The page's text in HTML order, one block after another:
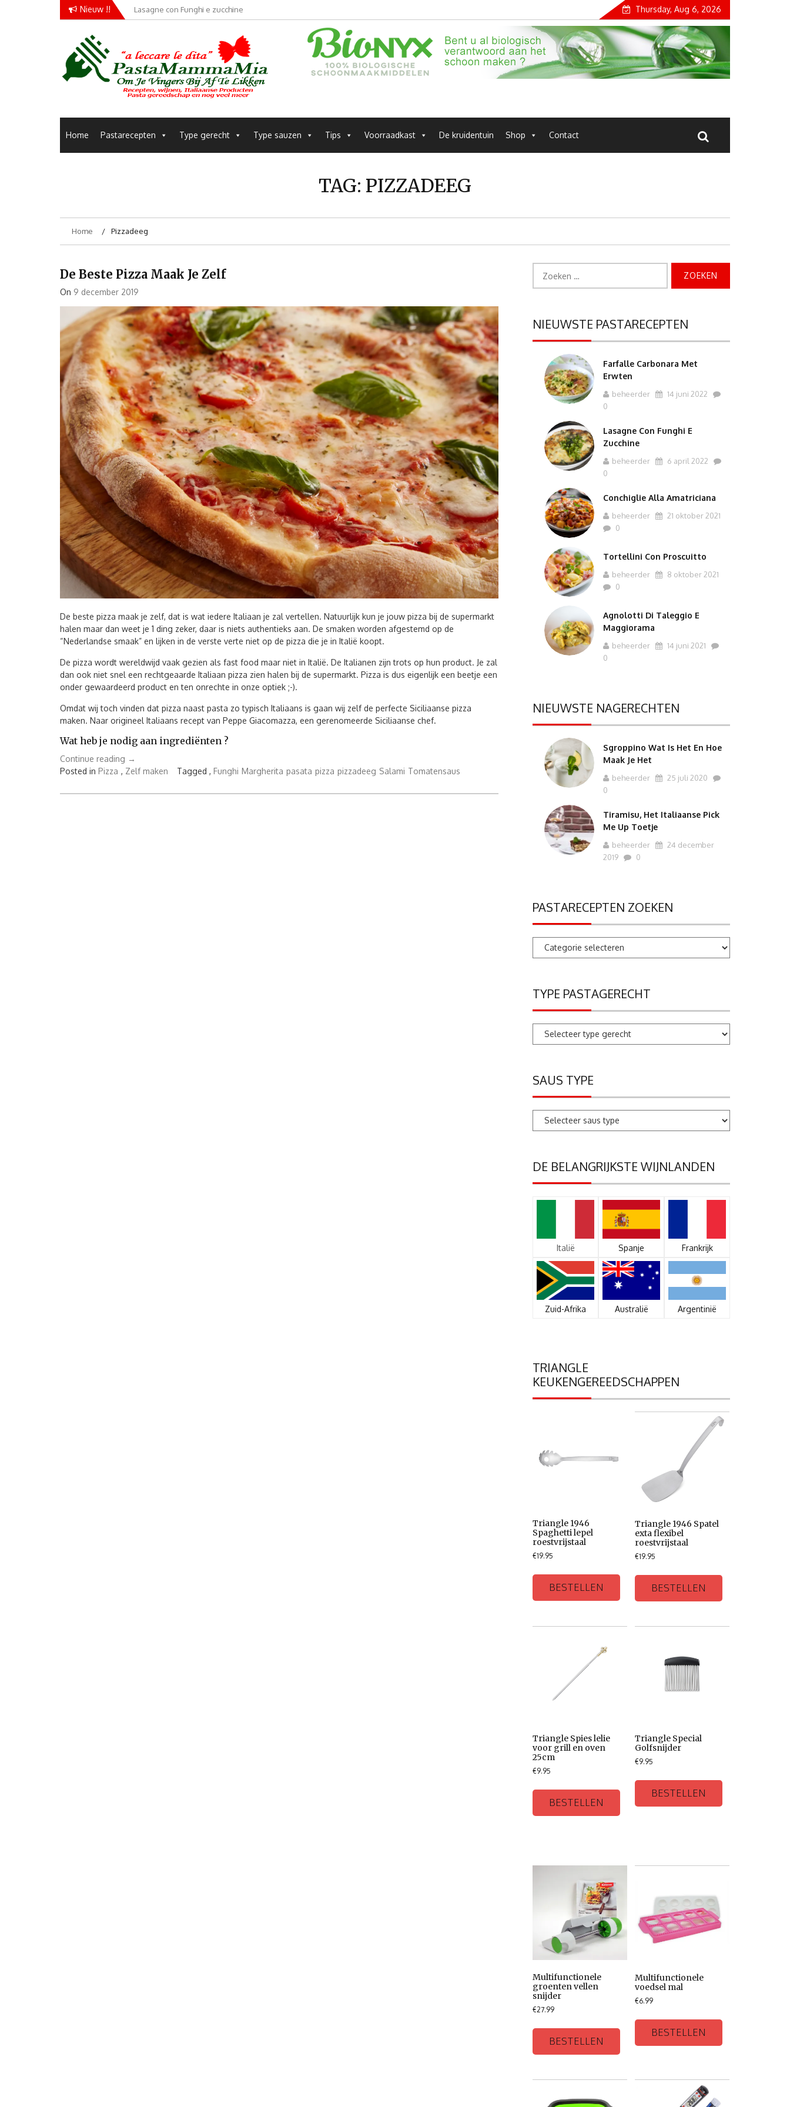
Nieuw !! Lasagne con Funghi e zucchine Thursday, Aug 6, 2026
Pastamammamia
Home Pastarecepten Type gerecht Type sauzen Tips Voorraadkast De kruidentuin Shop Contact
TAG: PIZZADEEG
Home Pizzadeeg
De Beste Pizza Maak Je Zelf
On 9 december 2019
De beste pizza maak je zelf, dat is wat iedere Italiaan je zal vertellen. Natuurlijk kun je jouw pizza bij de supermarkt
halen maar dan weet je 1 ding zeker, daar is niets authentieks aan. De smaken worden afgestemd op de
“Nederlandse smaak” en lijken in de verste verte niet op de pizza die je in Italië koopt.
De pizza wordt wereldwijd vaak gezien als fast food maar niet in Italië. De Italianen zijn trots op hun product. Je zal
dan ook niet snel een rechtgeaarde Italiaan pizza zien halen bij de supermarkt. Pizza is dus eigenlijk een beetje een
onder gewaardeerd product en ten onrechte in onze optiek ;-).
Omdat wij toch vinden dat pizza naast pasta zo typisch Italiaans is gaan wij zelf de perfecte Siciliaanse pizza
maken. Naar origineel Italiaans recept van Peppe Giacomazza, een gerenomeerde Siciliaanse chef.
Wat heb je nodig aan ingrediënten ?
Continue reading “De
beste
maak
→
Posted in Pizza , Zelf maken Tagged , Funghi Margherita pasata pizza pizzadeeg Salami Tomatensaus
naar:
NIEUWSTE PASTARECEPTEN
Farfalle Carbonara Met
Erwten
beheerder
14 juni 2022
0
Lasagne Con Funghi E
Zucchine
beheerder
6 april 2022
0
Conchiglie Alla Amatriciana
beheerder
21 oktober 2021
0
Tortellini Con Proscuitto
beheerder
8 oktober 2021
0
Agnolotti Di Taleggio E
Maggiorama
beheerder
14 juni 2021
0
NIEUWSTE NAGERECHTEN
Sgroppino Wat Is Het En Hoe
Maak Je Het
beheerder
25 juli 2020
0
Tiramisu, Het Italiaanse Pick
Me Up Toetje
beheerder
24 december
2019
0
PASTARECEPTEN ZOEKEN
Pastarecepten
TYPE PASTAGERECHT
SAUS TYPE
DE BELANGRIJKSTE WIJNLANDEN
Italië Spanje Frankrijk
Zuid-Afrika Australië Argentinië
TRIANGLE
KEUKENGEREEDSCHAPPEN
Triangle 1946
Spaghetti lepel
roestvrijstaal
€19.95
BESTELLEN
Triangle 1946 Spatel
exta flexibel
roestvrijstaal
€19.95
BESTELLEN
Triangle Spies lelie
voor grill en oven
25cm
€9.95
BESTELLEN
Triangle Special
Golfsnijder
€9.95
BESTELLEN
Multifunctionele
groenten vellen
snijder
€27.99
BESTELLEN
Multifunctionele
voedsel mal
€6.99
BESTELLEN